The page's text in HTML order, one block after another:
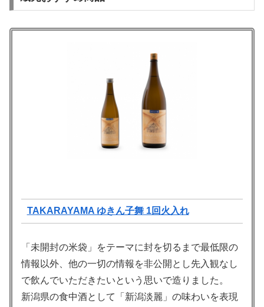
TAKARAYAMA ゆきん子舞 1回火入れ
「未開封の米袋」をテーマに封を切るまで最低限の
情報以外、他の一切の情報を非公開とし先入観なし
で飲んでいただきたいという思いで造りました。
新潟県の食中酒として「新潟淡麗」の味わいを表現